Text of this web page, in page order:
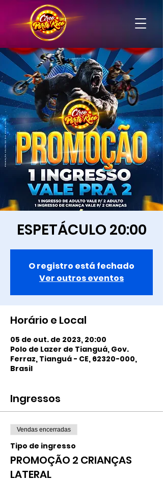
ESPETÁCULO 20:00
O registro está fechado
Ver outros eventos
Horário e Local
05 de out. de 2023, 20:00
Polo de Lazer de Tianguá, Gov.
Ferraz, Tianguá - CE, 62320-000,
Brasil
Ingressos
Vendas encerradas
Tipo de ingresso
PROMOÇÃO 2 CRIANÇAS
LATERAL